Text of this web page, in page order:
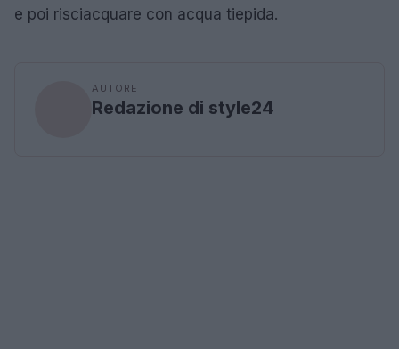
e poi risciacquare con acqua tiepida.
AUTORE
Redazione di style24